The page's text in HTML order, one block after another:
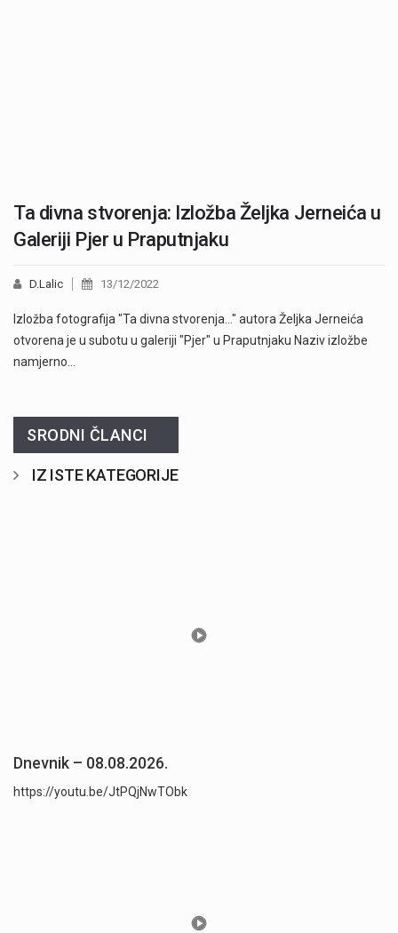
Ta divna stvorenja: Izložba Željka Jerneića u
Galeriji Pjer u Praputnjaku
D.Lalic 13/12/2022
Izložba fotografija "Ta divna stvorenja…" autora Željka Jerneića
otvorena je u subotu u galeriji "Pjer" u Praputnjaku Naziv izložbe
namjerno…
SRODNI ČLANCI
IZ ISTE KATEGORIJE
Dnevnik – 08.08.2026.
https://youtu.be/JtPQjNwTObk